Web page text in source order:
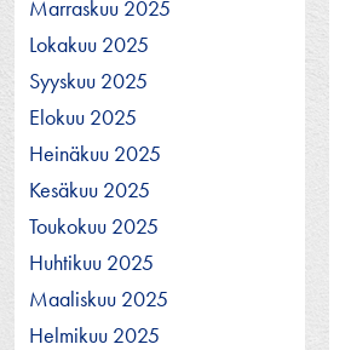
Marraskuu 2025
Lokakuu 2025
Syyskuu 2025
Elokuu 2025
Heinäkuu 2025
Kesäkuu 2025
Toukokuu 2025
Huhtikuu 2025
Maaliskuu 2025
Helmikuu 2025